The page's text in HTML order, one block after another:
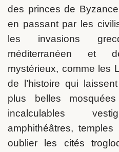
des princes de
en passant par les
les invasions
méditerranéen et
mystérieux, comme les
de l’histoire qui
plus belles
incalculables
amphithéâtres,
oublier les cités